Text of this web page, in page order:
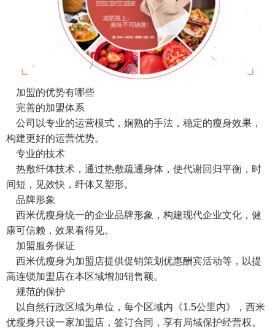
加盟的优势有哪些
完善的加盟体系
公司以专业的运营模式，娴熟的手法，稳定的瘦身效果，
构建更好的运营优势。
专业的技术
热敷纤体技术，通过热敷疏通身体，使代谢回归平衡，时
间短，见效快，纤体又塑形。
品牌形象
西米优瘦身统一的企业品牌形象，构建现代企业文化，健
康可信赖，效果看得见。
加盟服务保证
西米优瘦身为加盟店提供促销策划优惠酬宾活动等，以提
高连锁加盟店在本区域增加销售额。
规范的保护
以自然行政区域为单位，每个区域内《1.5公里内》，西米
优瘦身只设一家加盟店，签订合同，享有局域保护经营权。